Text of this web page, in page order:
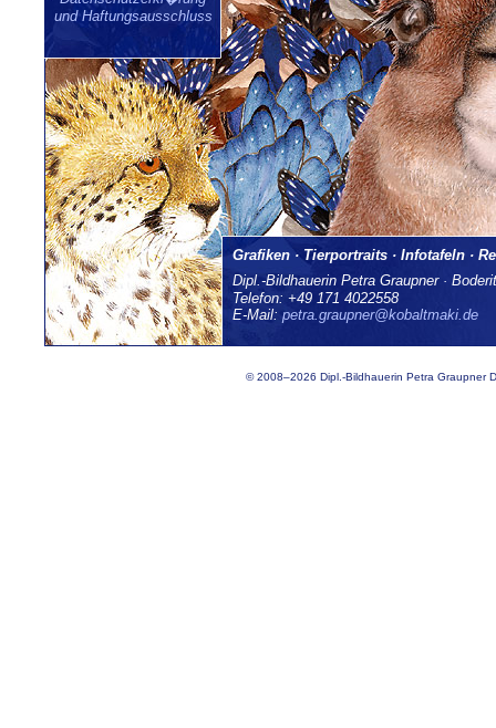
und Haftungsausschluss
Grafiken · Tierportraits · Infotafeln ·
Dipl.-Bildhauerin Petra Graupner ·
Telefon: +49 171 4022558
E-Mail: petra.graupner@kobaltmaki.de
© 2008–2026 Dipl.-Bildhauerin Petra Graupner